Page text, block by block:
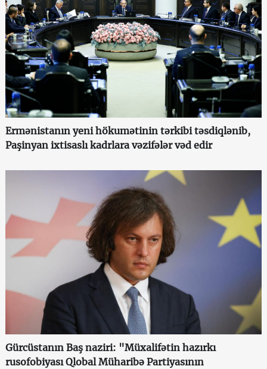
Ermənistanın yeni hökumətinin tərkibi təsdiqlənib,
Paşinyan ixtisaslı kadrlara vəzifələr vəd edir
Gürcüstanın Baş naziri: "Müxalifətin hazırkı
rusofobiyası Qlobal Müharibə Partiyasının